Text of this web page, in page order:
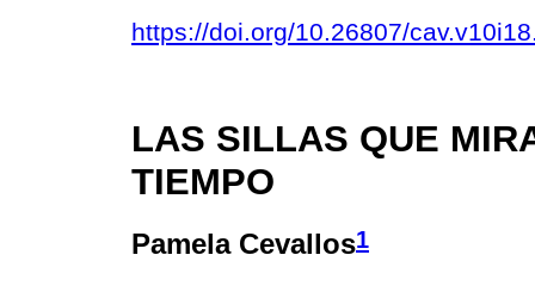
https://doi.org/10.26807/
LAS SILLAS QUE
TIEMPO
Pamela Cevallos1